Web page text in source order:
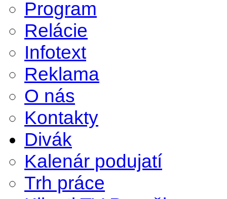
Program
Relácie
Infotext
Reklama
O nás
Kontakty
Divák
Kalenár podujatí
Trh práce